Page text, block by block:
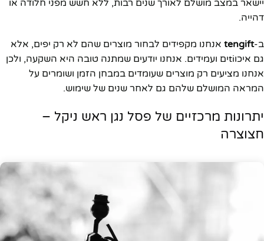
יישאר במצב מושלם לאורך שנים רבות, ללא חשש מפני חלודה או
דהייה.
ב-tengift אנחנו מקפידים לבחור מוצרים שהם לא רק יפים, אלא
גם איכוtiים ועמידים. אנחנו יודעים שמתנה טובה היא השקעה, ולכן
אנחנו מציעים רק מוצרים שעומדים במבחן הזמן ושומרים על
המראה המושלם שלהם גם לאחר שנים של שימוש.
יתרונות מרכזיים של פסל נגן ראש ניקל –
חצוצרה